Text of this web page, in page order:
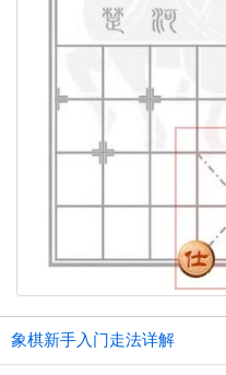
象棋新手入门走法详解